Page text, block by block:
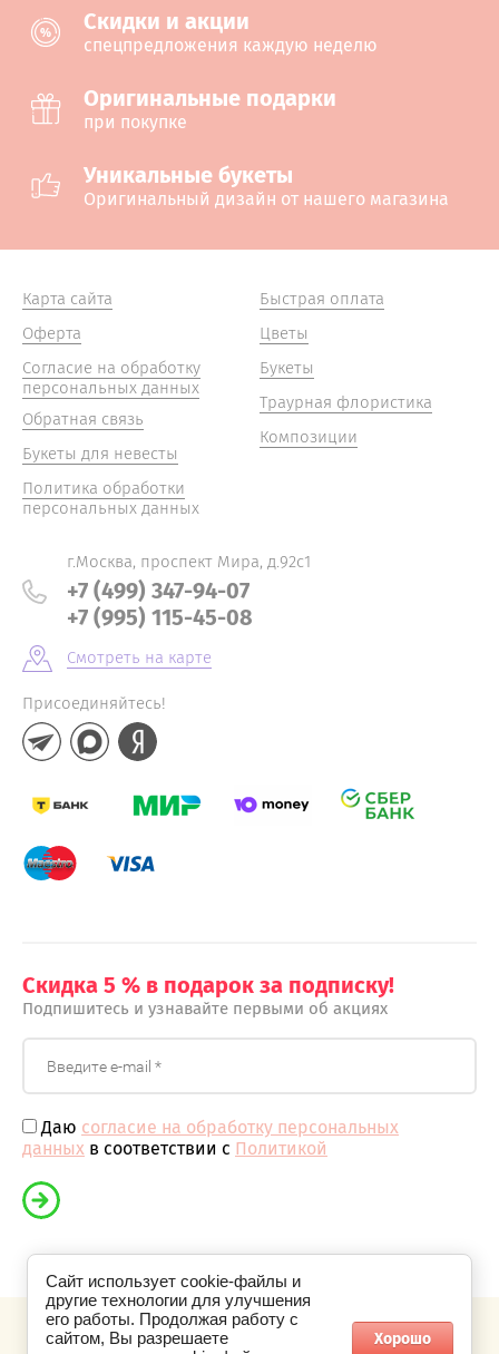
Cкидки и акции
спецпредложения каждую неделю
Оригинальные подарки
при покупке
Уникальные букеты
Оригинальный дизайн от нашего магазина
Карта сайта
Оферта
Согласие на обработку
персональных данных
Обратная связь
Букеты для невесты
Политика обработки
персональных данных
Быстрая оплата
Цветы
Букеты
Траурная флористика
Композиции
г.Москва, проспект Мира, д.92с1
+7 (499) 347-94-07
+7 (995) 115-45-08
Смотреть на карте
Присоединяйтесь!
Скидка 5 % в подарок за подписку!
Подпишитесь и узнавайте первыми об акциях
Даю согласие на обработку персональных
данных в соответствии с Политикой
Сайт использует cookie-файлы и
другие технологии для улучшения
его работы. Продолжая работу с
сайтом, Вы разрешаете
Хорошо